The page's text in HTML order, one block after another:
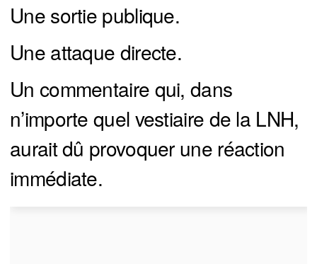
Une sortie publique.
Une attaque directe.
Un commentaire qui, dans
n’importe quel vestiaire de la LNH,
aurait dû provoquer une réaction
immédiate.